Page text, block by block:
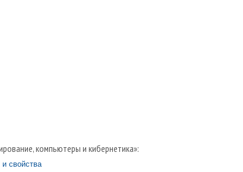
компьютеры и кибернетика»:
свойства